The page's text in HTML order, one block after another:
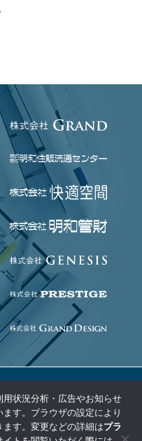
免責事項
サイトマップ
状況分析・広告やお知らせ
す。ブラウザの設定により
す。変更などの詳細はプラ